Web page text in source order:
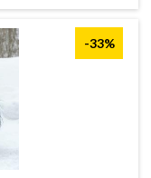
-33%